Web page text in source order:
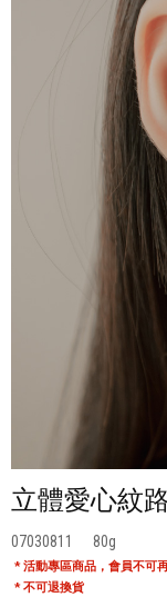
立體愛心紋
07030811 80
* 活動專區商品，會員不可
* 不可退換貨